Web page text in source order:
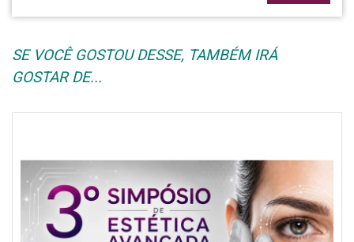
SE VOCÊ GOSTOU DESSE, TAMBÉM IRÁ
GOSTAR DE...